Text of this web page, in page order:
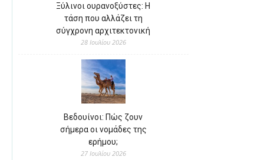
Ξύλινοι ουρανοξύστες: Η
τάση που αλλάζει τη
σύγχρονη αρχιτεκτονική
28 Ιουλίου 2026
Βεδουίνοι: Πώς ζουν
σήμερα οι νομάδες της
ερήμου;
27 Ιουλίου 2026